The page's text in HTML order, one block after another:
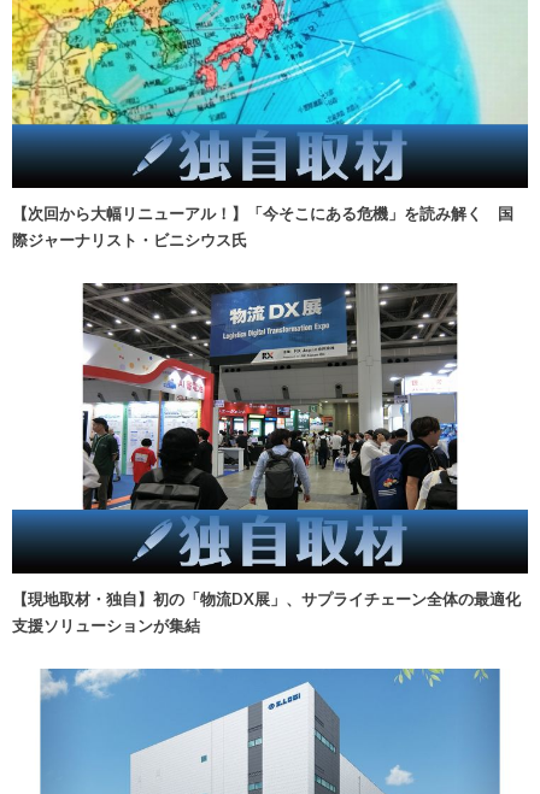
【次回から大幅リニューアル！】「今そこにある危機」を読み解く 国
際ジャーナリスト・ビニシウス氏
【現地取材・独自】初の「物流DX展」、サプライチェーン全体の最適化
支援ソリューションが集結